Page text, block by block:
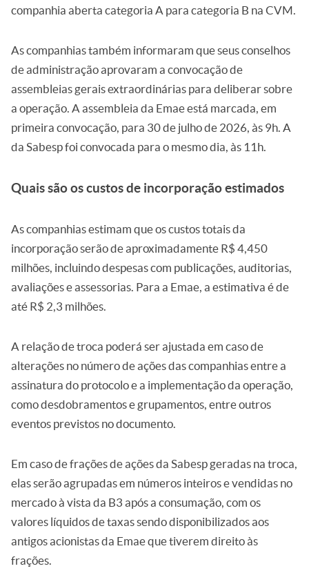
companhia aberta categoria A para categoria B na CVM.
As companhias também informaram que seus conselhos
de administração aprovaram a convocação de
assembleias gerais extraordinárias para deliberar sobre
a operação. A assembleia da Emae está marcada, em
primeira convocação, para 30 de julho de 2026, às 9h. A
da Sabesp foi convocada para o mesmo dia, às 11h.
Quais são os custos de incorporação estimados
As companhias estimam que os custos totais da
incorporação serão de aproximadamente R$ 4,450
milhões, incluindo despesas com publicações, auditorias,
avaliações e assessorias. Para a Emae, a estimativa é de
até R$ 2,3 milhões.
A relação de troca poderá ser ajustada em caso de
alterações no número de ações das companhias entre a
assinatura do protocolo e a implementação da operação,
como desdobramentos e grupamentos, entre outros
eventos previstos no documento.
Em caso de frações de ações da Sabesp geradas na troca,
elas serão agrupadas em números inteiros e vendidas no
mercado à vista da B3 após a consumação, com os
valores líquidos de taxas sendo disponibilizados aos
antigos acionistas da Emae que tiverem direito às
frações.